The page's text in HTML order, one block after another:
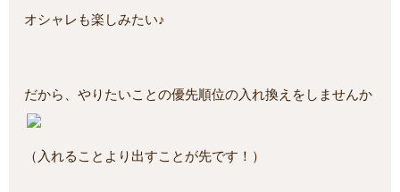
オシャレも楽しみたい♪
だから、やりたいことの優先順位の入れ換えをしませんか
（入れることより出すことが先です！）